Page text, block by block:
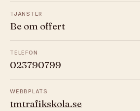
TJÄNSTER
Be om offert
TELEFON
023790799
WEBBPLATS
tmtrafikskola.se